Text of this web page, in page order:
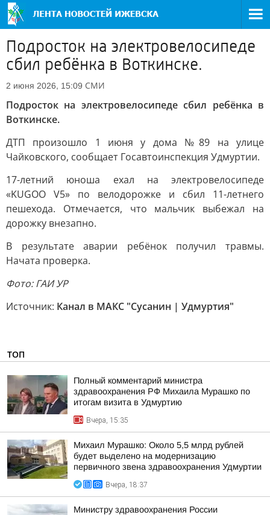
Подросток на электровелосипеде
сбил ребёнка в Воткинске.
2 июня 2026, 15:09 СМИ
Подросток на электровелосипеде сбил ребёнка в
Воткинске.
ДТП произошло 1 июня у дома №89 на улице
Чайковского, сообщает Госавтоинспекция Удмуртии.
17-летний юноша ехал на электровелосипеде
«KUGOO V5» по велодорожке и сбил 11-летнего
пешехода. Отмечается, что мальчик выбежал на
дорожку внезапно.
В результате аварии ребёнок получил травмы.
Начата проверка.
Фото: ГАИ УР
Источник: Канал в МАКС "Сусанин | Удмуртия"
ТОП
Полный комментарий министра
здравоохранения РФ Михаила Мурашко по
итогам визита в Удмуртию
Вчера, 15:35
Михаил Мурашко: Около 5,5 млрд рублей
будет выделено на модернизацию
первичного звена здравоохранения Удмуртии
Вчера, 18:37
Министру здравоохранения России